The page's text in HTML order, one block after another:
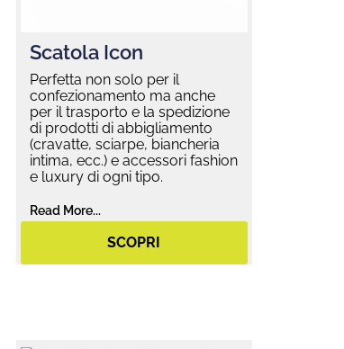
Scatola Icon
Perfetta non solo per il
confezionamento ma anche
per il trasporto e la spedizione
di prodotti di abbigliamento
(cravatte, sciarpe, biancheria
intima, ecc.) e accessori fashion
e luxury di ogni tipo.
Read More...
SCOPRI